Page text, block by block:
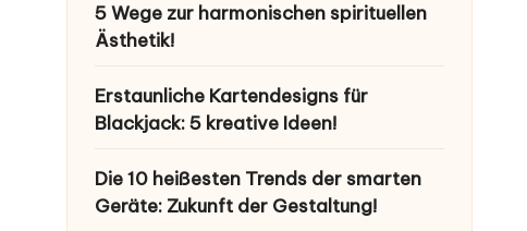
5 Wege zur harmonischen spirituellen
Ästhetik!
Erstaunliche Kartendesigns für
Blackjack: 5 kreative Ideen!
Die 10 heißesten Trends der smarten
Geräte: Zukunft der Gestaltung!